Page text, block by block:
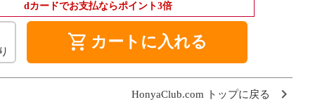
dカードでお支払ならポイント3倍
shopping_cart カートに入れる
HonyaClub.com トップに戻る